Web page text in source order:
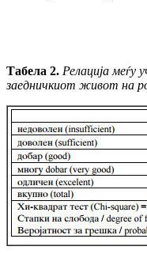
Табела 2. Релација меѓу
заедничкиот живот на